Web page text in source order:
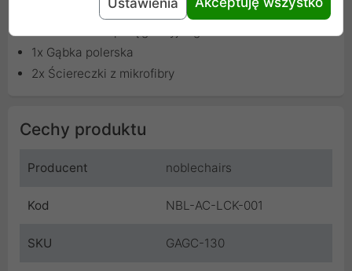
1x 100 ml żelu czyszczącego
1x Gąbka polerska
2x Ściereczki z mikrofibry
Cechy produktu
Producent noblechairs
Kod NBL-AC-LCK-001
SKU GAGC-130
Ustawienia